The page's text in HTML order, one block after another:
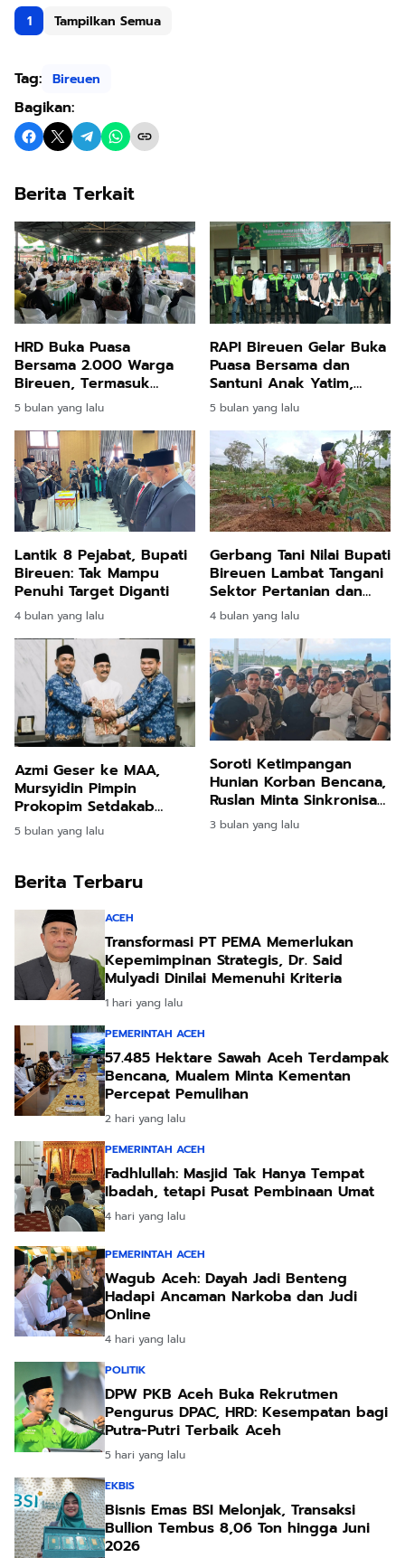
1 Tampilkan Semua
Tag: Bireuen
Bagikan:
Berita Terkait
HRD Buka Puasa
Bersama 2.000 Warga
Bireuen, Termasuk
Pengungsi Banjir dan
Longsor
5 bulan yang lalu
RAPI Bireuen Gelar Buka
Puasa Bersama dan
Santuni Anak Yatim,
Pengurus Lokal
Jeunieb–Pandrah
Dikukuhkan
5 bulan yang lalu
Lantik 8 Pejabat, Bupati
Bireuen: Tak Mampu
Penuhi Target Diganti
4 bulan yang lalu
Gerbang Tani Nilai Bupati
Bireuen Lambat Tangani
Sektor Pertanian dan
Perikanan
4 bulan yang lalu
Azmi Geser ke MAA,
Mursyidin Pimpin
Prokopim Setdakab
Bireuen
5 bulan yang lalu
Soroti Ketimpangan
Hunian Korban Bencana,
Ruslan Minta Sinkronisasi
Pusat dan Daerah
3 bulan yang lalu
Berita Terbaru
ACEH
Transformasi PT PEMA Memerlukan
Kepemimpinan Strategis, Dr. Said
Mulyadi Dinilai Memenuhi Kriteria
1 hari yang lalu
PEMERINTAH ACEH
57.485 Hektare Sawah Aceh Terdampak
Bencana, Mualem Minta Kementan
Percepat Pemulihan
2 hari yang lalu
PEMERINTAH ACEH
Fadhlullah: Masjid Tak Hanya Tempat
Ibadah, tetapi Pusat Pembinaan Umat
4 hari yang lalu
PEMERINTAH ACEH
Wagub Aceh: Dayah Jadi Benteng
Hadapi Ancaman Narkoba dan Judi
Online
4 hari yang lalu
POLITIK
DPW PKB Aceh Buka Rekrutmen
Pengurus DPAC, HRD: Kesempatan bagi
Putra-Putri Terbaik Aceh
5 hari yang lalu
EKBIS
Bisnis Emas BSI Melonjak, Transaksi
Bullion Tembus 8,06 Ton hingga Juni
2026